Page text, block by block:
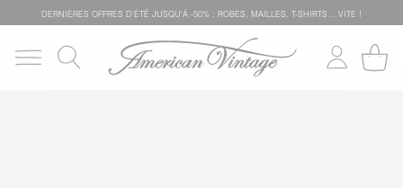
DERNIÈRES OFFRES D'ÉTÊ JUSQU'À -50% : ROBES, MAILLES, T-SHIRTS... VITE !